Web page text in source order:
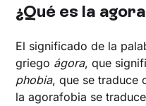
¿Qué es la
El significado de la
griego ágora, que
phobia, que se traduce
la agorafobia se